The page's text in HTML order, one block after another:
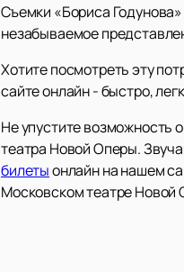
Съемки «Бориса
незабываемое
Хотите посмотреть эту
сайте онлайн - быстро,
Не упустите возможность
театра Новой Оперы.
билетыонлайн на нашем
Московском театре Новой